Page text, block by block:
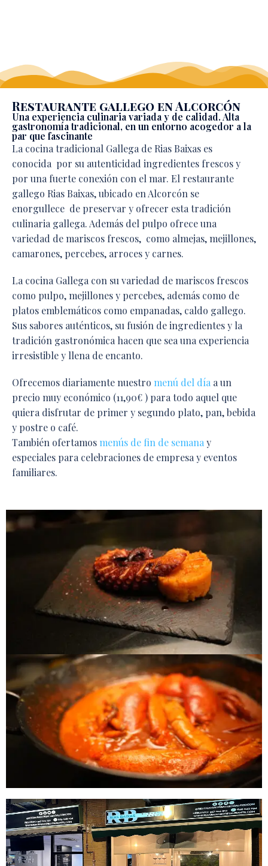
Restaurante gallego en Alcorcón
Una experiencia culinaria variada y de calidad. Alta
gastronomía tradicional, en un entorno acogedor a la
par que fascinante
La cocina tradicional Gallega de Rias Baixas es
conocida por su autenticidad ingredientes frescos y
por una fuerte conexión con el mar. El restaurante
gallego Rias Baixas, ubicado en Alcorcón se
enorgullece de preservar y ofrecer esta tradición
culinaria gallega. Además del pulpo ofrece una
variedad de mariscos frescos, como almejas, mejillones,
camarones, percebes, arroces y carnes.
La cocina Gallega con su variedad de mariscos frescos
como pulpo, mejillones y percebes, además como de
platos emblemáticos como empanadas, caldo gallego.
Sus sabores auténticos, su fusión de ingredientes y la
tradición gastronómica hacen que sea una experiencia
irresistible y llena de encanto.
Ofrecemos diariamente nuestro menú del día a un
precio muy económico (11,90€ ) para todo aquel que
quiera disfrutar de primer y segundo plato, pan, bebida
y postre o café.
También ofertamosmenús de fin de semana y
especiales para celebraciones de empresa y eventos
familiares.